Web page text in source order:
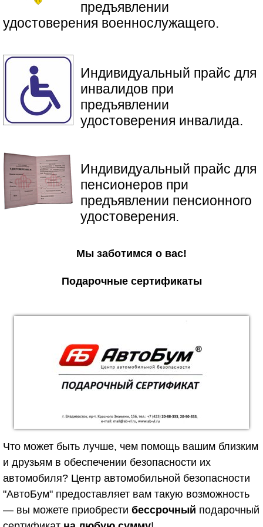
предъявлении
удостоверения военнослужащего.
Индивидуальный прайс для
инвалидов при
предъявлении
удостоверения инвалида.
​Индивидуальный прайс для
пенсионеров при
предъявлении пенсионного
удостоверения.
Мы заботимся о вас!
Подарочные сертификаты
Что может быть лучше, чем помощь вашим близким
и друзьям в обеспечении безопасности их
автомобиля? Центр автомобильной безопасности
"АвтоБум" предоставляет вам такую возможность
— вы можете приобрести бессрочный подарочный